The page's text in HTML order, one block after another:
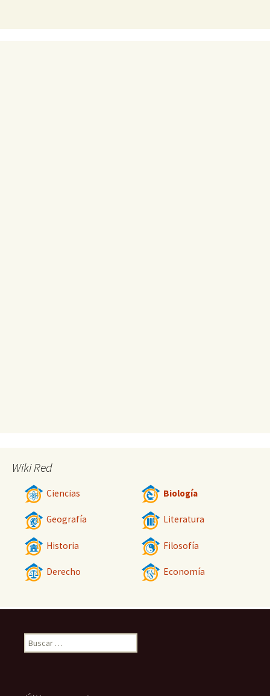
Wiki Red
Ciencias Biología
Geografía Literatura
Historia Filosofía
Derecho Economía
Buscar: